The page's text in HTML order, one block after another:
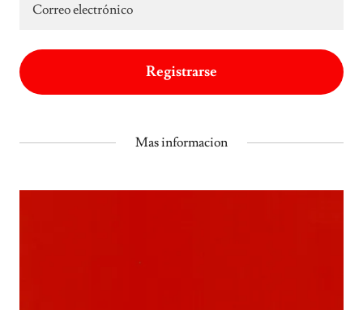
Correo electrónico
Registrarse
Mas informacion